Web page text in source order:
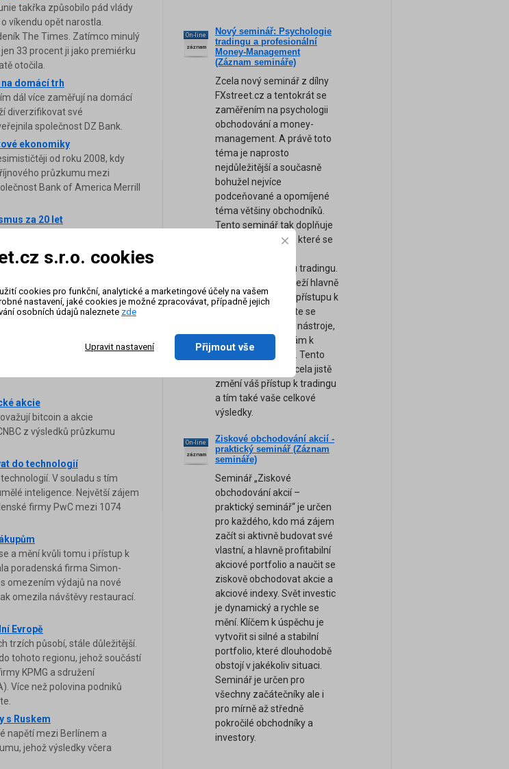
takřka způsobilo pád vlády
víkendu opět narostla.
The Times. Zatímco minulý
33 procent ji jako premiérku
otočila.
domácí trh
dál více zaměřují na domácí
diverzifikovat své
společnost DZ Bank.
ekonomiky
od roku 2008, kdy
průzkumu mezi
Bank of America Merrill
za 20 let
za posledních nejméně 20
společnosti Gallup.
1998
roku 1998, uvedl dnes
Gallup International. Rusové
rozkvět letos věří
na ekonomické potíže.
navzdory obchodnímu
(PMI) datové společnosti
akcie
bitcoin a akcie
z výsledků průzkumu
do technologií
V souladu s tím
inteligence. Největší zájem
firmy PwC mezi 1074
a mění kvůli tomu i přístup k
poradenská firma Simon-
omezením výdajů na nové
omezila návštěvy restaurací.
Evropě
trzích působí, stále důležitější.
tohoto regionu, jehož součástí
KPMG a sdružení
Více než polovina podniků
s Ruskem
napětí mezi Berlínem a
jehož výsledky včera
On-line
záznam
Nový seminář: Psychologie
tradingu a profesionální
Money-Management
(Záznam semináře)
Zcela nový seminář z dílny
FXstreet.cz a tentokrát se
zaměřením na psychologii
obchodování a money-
management. A právě toto
téma je naprosto
nejdůležitější a současně
bohužel nejvíce
podceňované a opomíjené
téma většiny obchodníků.
Tento seminář tak doplňuje
naše ostatní kurzy, které se
technickou stránku tradingu.
Úspěch tradera záleží hlavně
na jeho psychice a přístupu k
obchodování. Přijďte se
naučit ty nejsilnější nástroje,
tipy a rady, které vám k
úspěchu pomohou. Tento
unikátní seminář zcela jistě
změní váš přístup k tradingu
a tím také vaše celkové
výsledky.
On-line
záznam
Ziskové obchodování akcií -
praktický seminář (Záznam
semináře)
Seminář „Ziskové
obchodování akcií –
praktický seminář“ je určen
pro každého, kdo má zájem
začít si aktivně budovat své
vlastní, a hlavně profitabilní
akciové portfolio a naučit se
ziskově obchodovat akcie a
akciové indexy. Svět investic
je dynamický a rychle se
mění. Klíčem k úspěchu je
vytvořit si silné a stabilní
portfolio, které dlouhodobě
obstojí v jakékoliv situaci.
Seminář je určen pro
všechny začátečníky ale i
pro mírně až středně
pokročilé obchodníky a
investory.
s.r.o. cookies
cookies pro funkční, analytické a marketingové účely na vašem
nastavení, jaké cookies je možné zpracovávat, případně jejich
osobních údajů naleznete zde
Upravit nastavení Přijmout vše